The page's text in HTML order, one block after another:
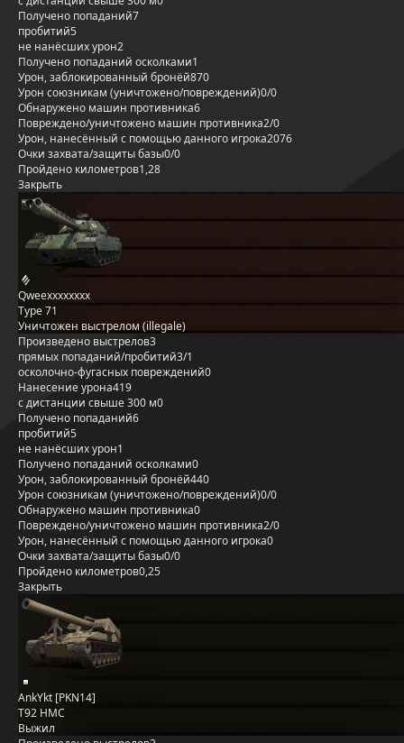
Получено попаданий7
пробитий5
не нанёсших урон2
Получено попаданий осколками1
Урон, заблокированный бронёй870
Урон союзникам (уничтожено/повреждений)0/0
Обнаружено машин противника6
Повреждено/уничтожено машин противника2/0
Урон, нанесённый с помощью данного игрока2076
Очки захвата/защиты базы0/0
Пройдено километров1,28
Закрыть
Qweexxxxxxxx
Type 71
Уничтожен выстрелом (illegale)
Произведено выстрелов3
прямых попаданий/пробитий3/1
осколочно-фугасных повреждений0
Нанесение урона419
с дистанции свыше 300 м0
Получено попаданий6
пробитий5
не нанёсших урон1
Получено попаданий осколками0
Урон, заблокированный бронёй440
Урон союзникам (уничтожено/повреждений)0/0
Обнаружено машин противника0
Повреждено/уничтожено машин противника2/0
Урон, нанесённый с помощью данного игрока0
Очки захвата/защиты базы0/0
Пройдено километров0,25
Закрыть
AnkYkt [PKN14]
T92 HMC
Выжил